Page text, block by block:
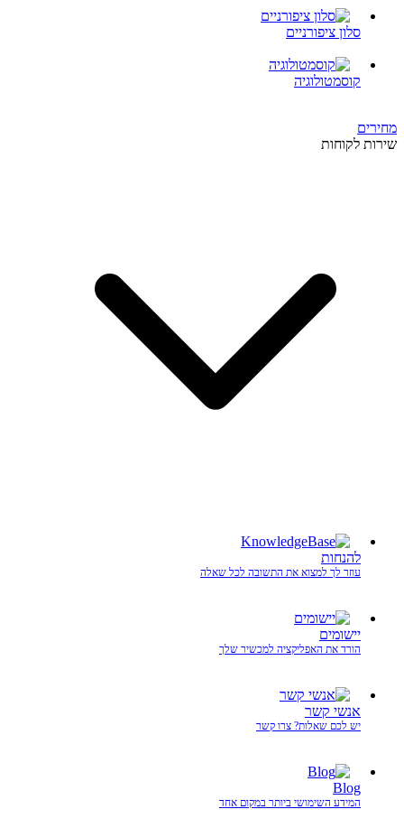
סלון ציפורניים
קוסמטולוגיה
מחירים
שירות לקוחות
להנחות
עוזר לך למצוא את התשובה לכל שאלה
יישומים
הורד את האפליקציה למכשיר שלך
אנשי קשר
יש לכם שאלות? צרו קשר
Blog
המידע השימושי ביותר במקום אחד